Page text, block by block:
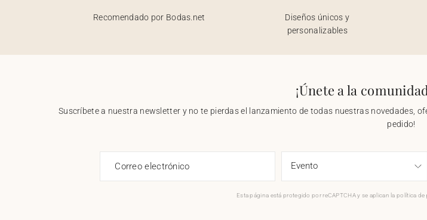
Recomendado por Bodas.net
Diseños únicos y
personalizables
¡Únete a la
Suscríbete a nuestra newsletter y no te pierdas el lanzamiento de todas nuestras novedades,
pedido!
Correo electrónico
Esta página está protegido por reCAPTCHA y se aplican la política de